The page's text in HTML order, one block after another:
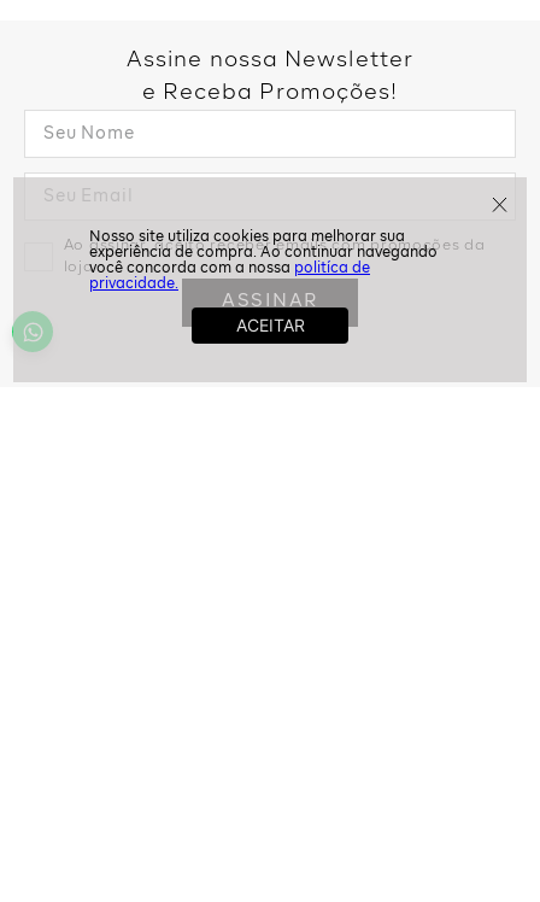
politíca de
privacidade.
Assine nossa Newsletter
e Receba Promoções!
Ao assinar, aceito receber emails com promoções da
loja
ASSINAR